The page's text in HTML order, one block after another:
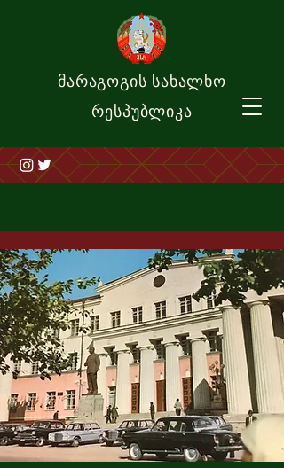
მარაგოგის სახალხო
რესპუბლიკა